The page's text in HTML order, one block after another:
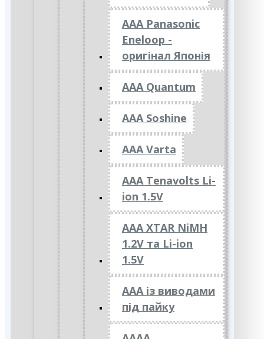
AAA Panasonic
Eneloop -
оригінал Японія
AAA Quantum
AAA Soshine
AAA Varta
AAA Tenavolts Li-
ion 1.5V
AAA XTAR NiMH
1.2V та Li-ion
1.5V
ААА із виводами
під пайку